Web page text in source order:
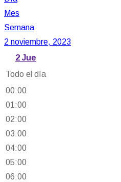
Mes
Semana
2 noviembre, 2023
2 Jue
Todo el día
00:00
01:00
02:00
03:00
04:00
05:00
06:00